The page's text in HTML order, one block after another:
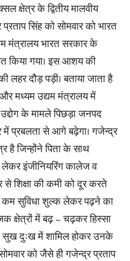
क्षेत्र के द्वितीय मालवीय
सिंह को सोमवार को भारत
मंत्रालय भारत सरकार के
किया गया। इस आशय की
लहर दौड़ पड़ी। बताया जाता है
मध्यम उद्यम मंत्रालय में
के मामले पिछड़ा जनपद
में प्रबलता से आगे बढ़ेगा। गजेन्द्र
है जिन्होंने पिता के साथ
इंजीनियरिंग कालेज व
शिक्षा की कमी को दूर करते
सुविधा शुल्क लेकर पढ़ने का
क्षेत्रों में बढ़ – चढ़कर हिस्सा
दुःख में शामिल होकर उनके
को जैसे ही गजेन्द्र प्रताप